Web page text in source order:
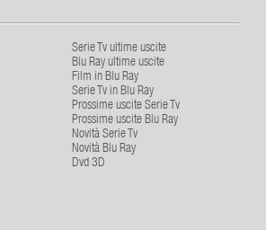
Serie Tv ultime uscite
Blu Ray ultime uscite
Film in Blu Ray
Serie Tv in Blu Ray
Prossime uscite Serie Tv
Prossime uscite Blu Ray
Novità Serie Tv
Novità Blu Ray
Dvd 3D